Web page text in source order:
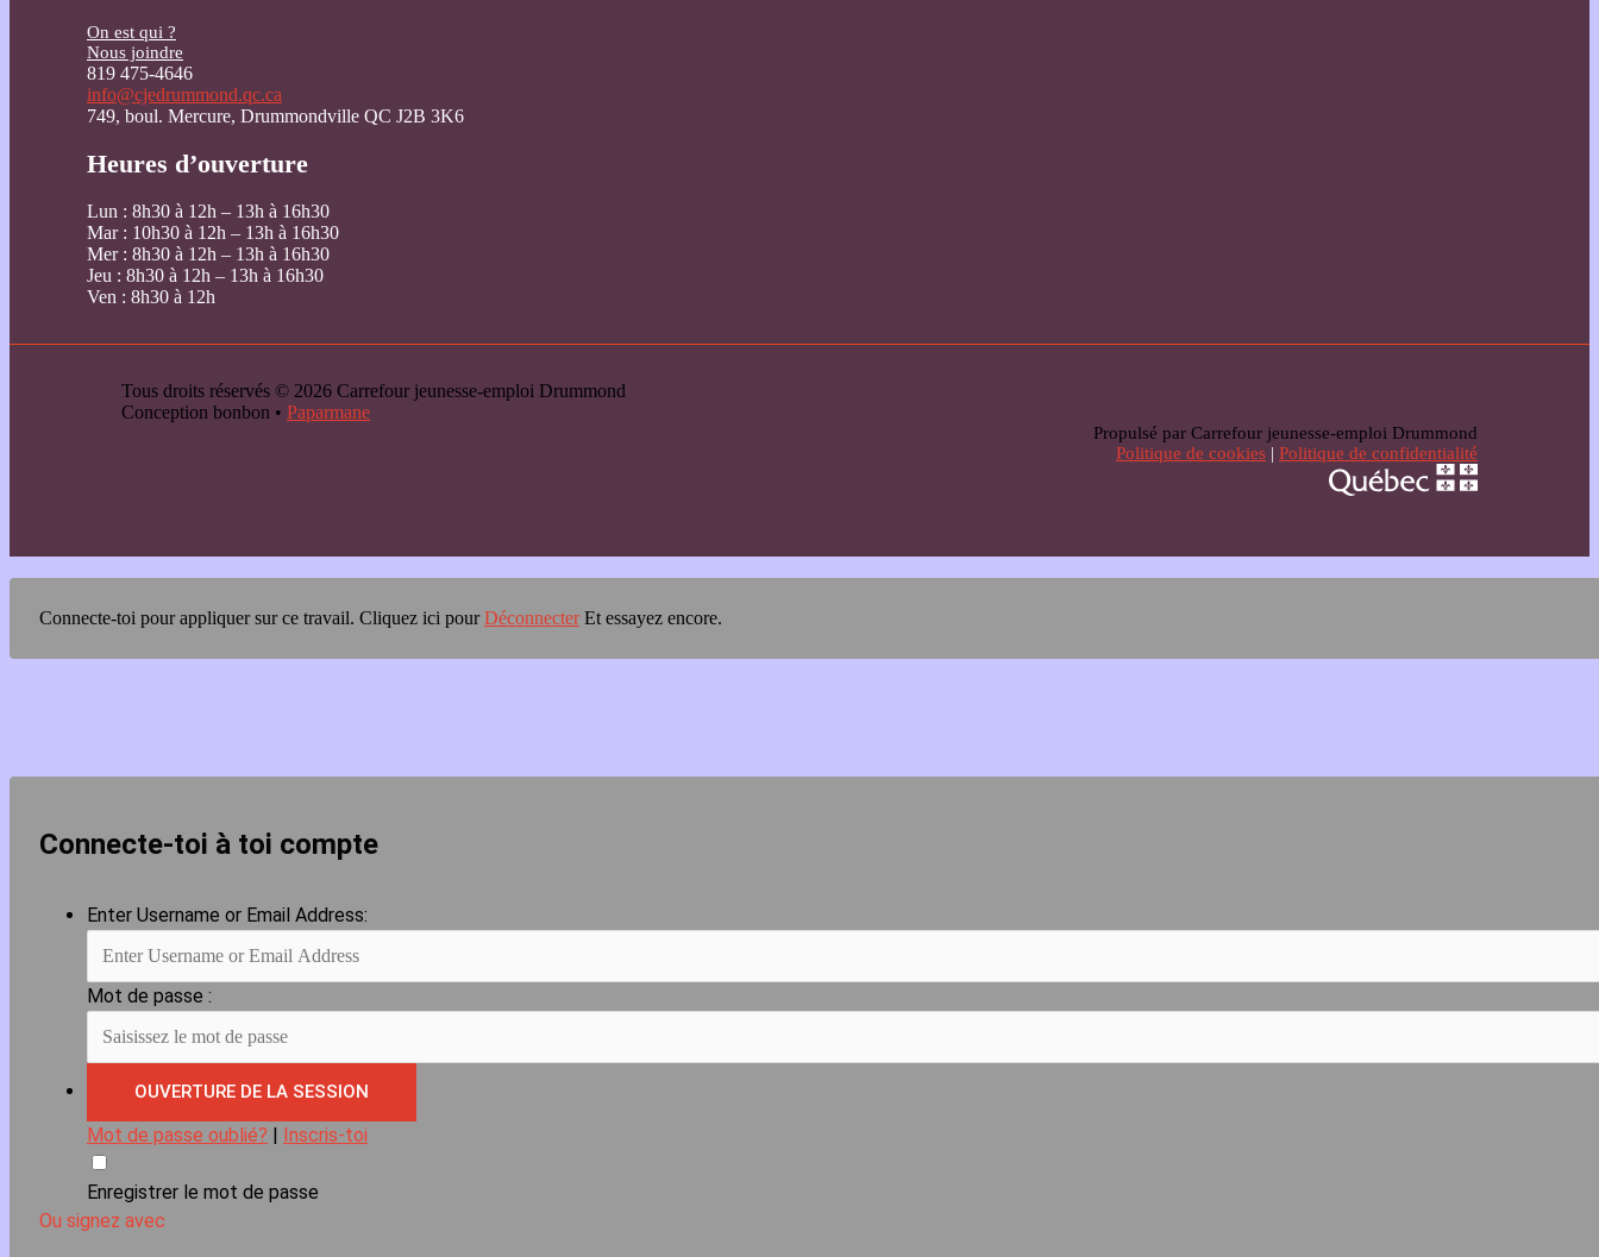
On est qui ?
Nous joindre
819 475-4646
info@cjedrummond.qc.ca
749, boul. Mercure, Drummondville QC J2B 3K6
Heures d’ouverture
Lun : 8h30 à 12h – 13h à 16h30
Mar : 10h30 à 12h – 13h à 16h30
Mer : 8h30 à 12h – 13h à 16h30
Jeu : 8h30 à 12h – 13h à 16h30
Ven : 8h30 à 12h
Tous droits réservés © 2026 Carrefour jeunesse-emploi Drummond
Conception bonbon • Paparmane
Propulsé par Carrefour jeunesse-emploi Drummond
Politique de cookies | Politique de confidentialité
Connecte-toi pour appliquer sur ce travail. Cliquez ici pourDéconnecter Et essayez encore.
Connecte-toi à toi compte
Enter Username or Email Address:
Mot de passe :
Mot de passe oublié? Inscris-toi
Enregistrer le mot de passe
Ou signez avec